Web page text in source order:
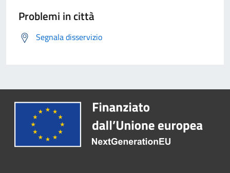
Problemi in città
Segnala disservizio